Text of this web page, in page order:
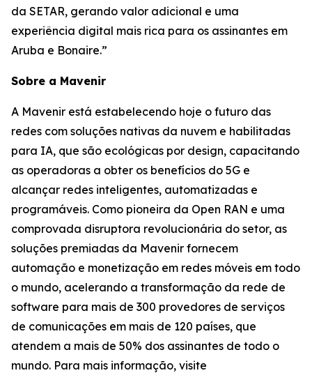
da SETAR, gerando valor adicional e uma
experiência digital mais rica para os assinantes em
Aruba e Bonaire.”
Sobre a Mavenir
A Mavenir está estabelecendo hoje o futuro das
redes com soluções nativas da nuvem e habilitadas
para IA, que são ecológicas por design, capacitando
as operadoras a obter os benefícios do 5G e
alcançar redes inteligentes, automatizadas e
programáveis. Como pioneira da Open RAN e uma
comprovada disruptora revolucionária do setor, as
soluções premiadas da Mavenir fornecem
automação e monetização em redes móveis em todo
o mundo, acelerando a transformação da rede de
software para mais de 300 provedores de serviços
de comunicações em mais de 120 países, que
atendem a mais de 50% dos assinantes de todo o
mundo. Para mais informação, visite